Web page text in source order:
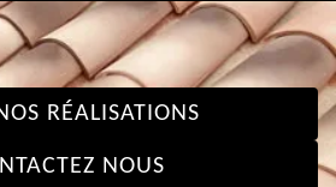
RÉALISATIONS
NOUS